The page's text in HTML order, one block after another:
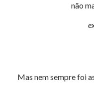
não
Mas nem sempre foi